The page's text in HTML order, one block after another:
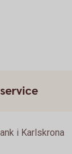
i Karlskrona